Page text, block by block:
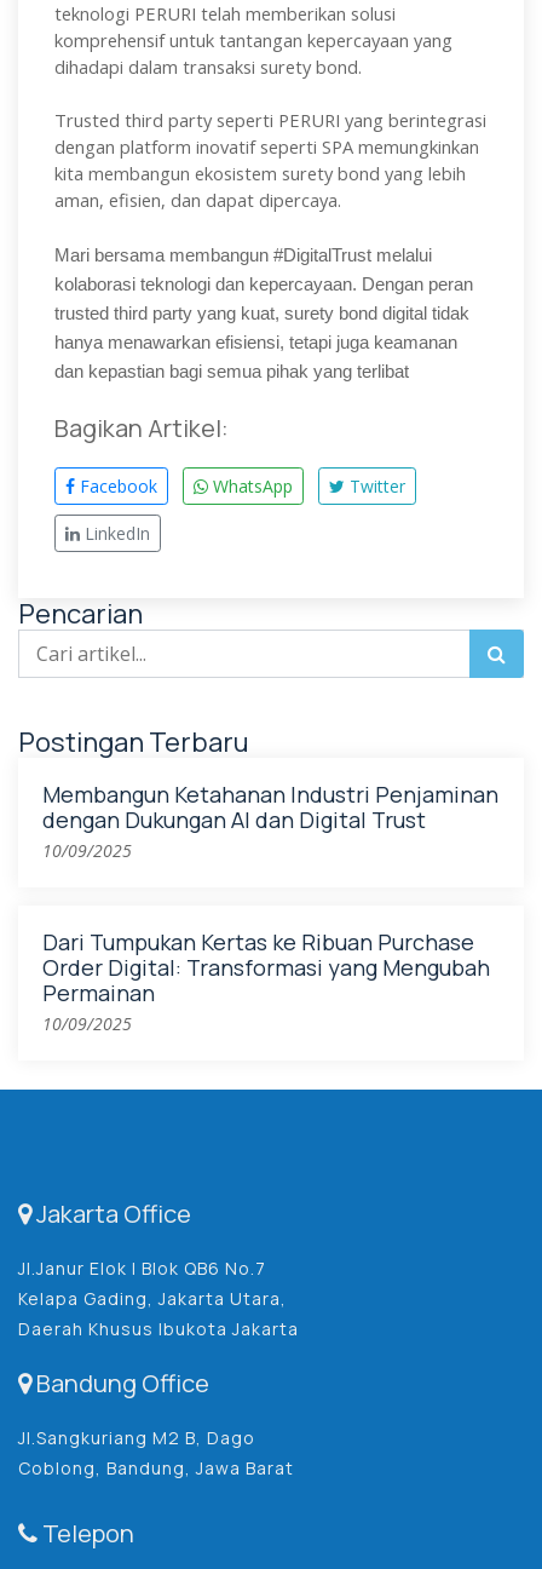
teknologi PERURI telah memberikan solusi
komprehensif untuk tantangan kepercayaan yang
dihadapi dalam transaksi surety bond.
Trusted third party seperti PERURI yang berintegrasi
dengan platform inovatif seperti SPA memungkinkan
kita membangun ekosistem surety bond yang lebih
aman, efisien, dan dapat dipercaya.
Mari bersama membangun #DigitalTrust melalui
kolaborasi teknologi dan kepercayaan. Dengan peran
trusted third party yang kuat, surety bond digital tidak
hanya menawarkan efisiensi, tetapi juga keamanan
dan kepastian bagi semua pihak yang terlibat
Bagikan Artikel:
Facebook WhatsApp Twitter
LinkedIn
Pencarian
Postingan Terbaru
Membangun Ketahanan Industri Penjaminan
dengan Dukungan AI dan Digital Trust
10/09/2025
Dari Tumpukan Kertas ke Ribuan Purchase
Order Digital: Transformasi yang Mengubah
Permainan
10/09/2025
Jakarta Office
Jl.Janur Elok I Blok QB6 No.7
Kelapa Gading, Jakarta Utara,
Daerah Khusus Ibukota Jakarta
Bandung Office
Jl.Sangkuriang M2 B, Dago
Coblong, Bandung, Jawa Barat
Telepon